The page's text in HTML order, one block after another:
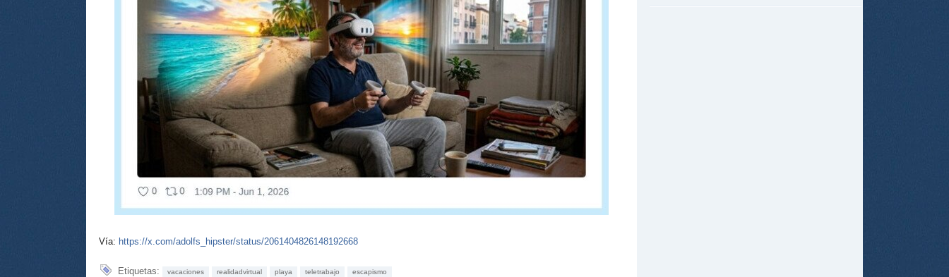
Vía: https://x.com/adolfs_hipster/status/2061404826148192668
Etiquetas: vacaciones realidadvirtual playa teletrabajo escapismo